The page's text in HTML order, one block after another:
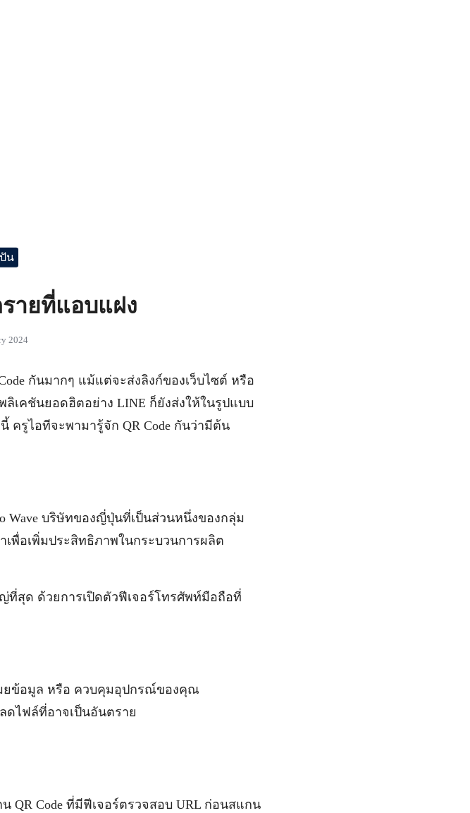
น
ายที่แอบแฝง
2024
กันมากๆ แม้แต่จะส่งลิงก์ของเว็บไซต์ หรือ
ลิเคชันยอดฮิตอย่าง LINE ก็ยังส่งให้ในรูปแบบ
ครูไอทีจะพามารู้จัก QR Code กันว่ามีต้น
Wave บริษัทของญี่ปุ่นที่เป็นส่วนหนึ่งของกลุ่ม
าเพื่อเพิ่มประสิทธิภาพในกระบวนการผลิต
ญ่ที่สุด ด้วยการเปิดตัวฟีเจอร์โทรศัพท์มือถือที่
ข้อมูล หรือ ควบคุมอุปกรณ์ของคุณ
ไฟล์ที่อาจเป็นอันตราย
QR Code ที่มีฟีเจอร์ตรวจสอบ URL ก่อนสแกน